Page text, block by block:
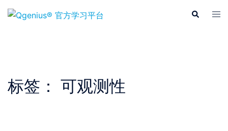
Skip
Search
标签： 可观测性